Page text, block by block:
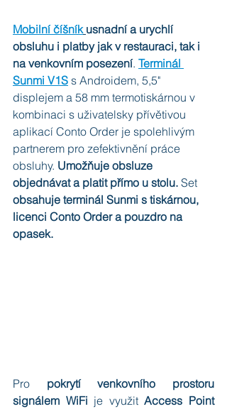
Mobilní číšník usnadní a urychlí
obsluhu i platby jak v restauraci, tak i
na venkovním posezení. Terminál
Sunmi V1S s Androidem, 5,5"
displejem a 58 mm termotiskárnou v
kombinaci s uživatelsky přívětivou
aplikací Conto Order je spolehlivým
partnerem pro zefektivnění práce
obsluhy. Umožňuje obsluze
objednávat a platit přímo u stolu. Set
obsahuje terminál Sunmi s tiskárnou,
licenci Conto Order a pouzdro na
opasek.
Pro pokrytí venkovního prostoru
signálem WiFi je využit Access Point